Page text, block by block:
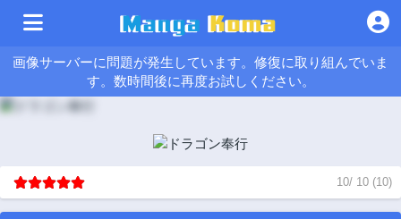
画像サーバーに問題が発生しています。修復に取り組んでいま
す。数時間後に再度お試しください。
10/ 10 (10)